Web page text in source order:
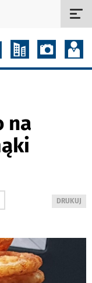
na
WYDRUKUJ
DRUKUJ